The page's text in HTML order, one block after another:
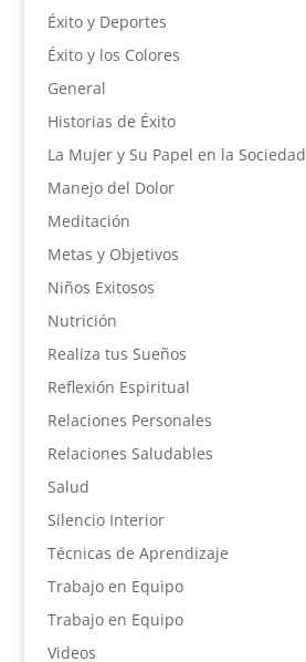
Éxito y Deportes
Éxito y los Colores
General
Historias de Éxito
La Mujer y Su Papel en la Sociedad
Manejo del Dolor
Meditación
Metas y Objetivos
Niños Exitosos
Nutrición
Realiza tus Sueños
Reflexión Espiritual
Relaciones Personales
Relaciones Saludables
Salud
Silencio Interior
Técnicas de Aprendizaje
Trabajo en Equipo
Trabajo en Equipo
Videos